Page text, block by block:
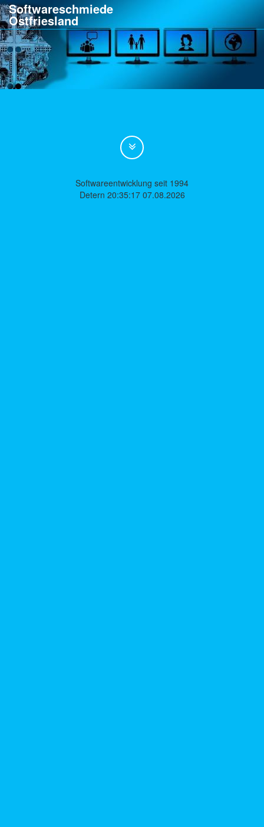
Softwareschmiede
Ostfriesland
Softwareentwicklung seit 1994
Detern 20:35:17 07.08.2026